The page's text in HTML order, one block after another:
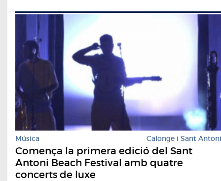
Música Calonge i Sant Antoni
Comença la primera edició del Sant
Antoni Beach Festival amb quatre
concerts de luxe